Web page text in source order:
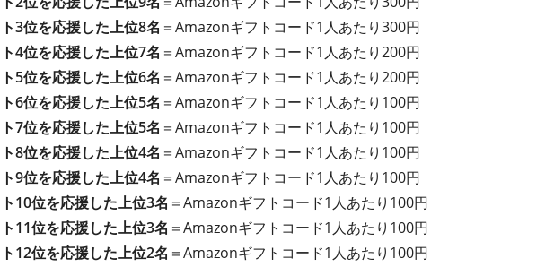
3位を応援した上位8名 ＝Amazonギフトコード1人あたり300円
4位を応援した上位7名 ＝Amazonギフトコード1人あたり200円
5位を応援した上位6名 ＝Amazonギフトコード1人あたり200円
6位を応援した上位5名 ＝Amazonギフトコード1人あたり100円
7位を応援した上位5名 ＝Amazonギフトコード1人あたり100円
8位を応援した上位4名 ＝Amazonギフトコード1人あたり100円
9位を応援した上位4名 ＝Amazonギフトコード1人あたり100円
10位を応援した上位3名 ＝Amazonギフトコード1人あたり100円
11位を応援した上位3名 ＝Amazonギフトコード1人あたり100円
12位を応援した上位2名 ＝Amazonギフトコード1人あたり100円